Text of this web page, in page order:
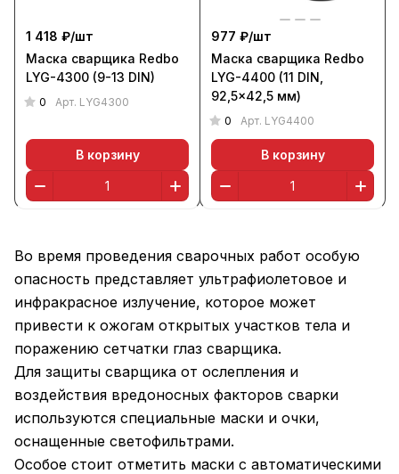
1 418 ₽/шт
Маска сварщика Redbo
LYG-4300 (9-13 DIN)
0 Арт. LYG4300
В корзину
977 ₽/шт
Маска сварщика Redbo
LYG-4400 (11 DIN,
92,5x42,5 мм)
0 Арт. LYG4400
В корзину
Во время проведения сварочных работ особую
опасность представляет ультрафиолетовое и
инфракрасное излучение, которое может
привести к ожогам открытых участков тела и
поражению сетчатки глаз сварщика.
Для защиты сварщика от ослепления и
воздействия вредоносных факторов сварки
используются специальные маски и очки,
оснащенные светофильтрами.
Особое стоит отметить маски с автоматическими